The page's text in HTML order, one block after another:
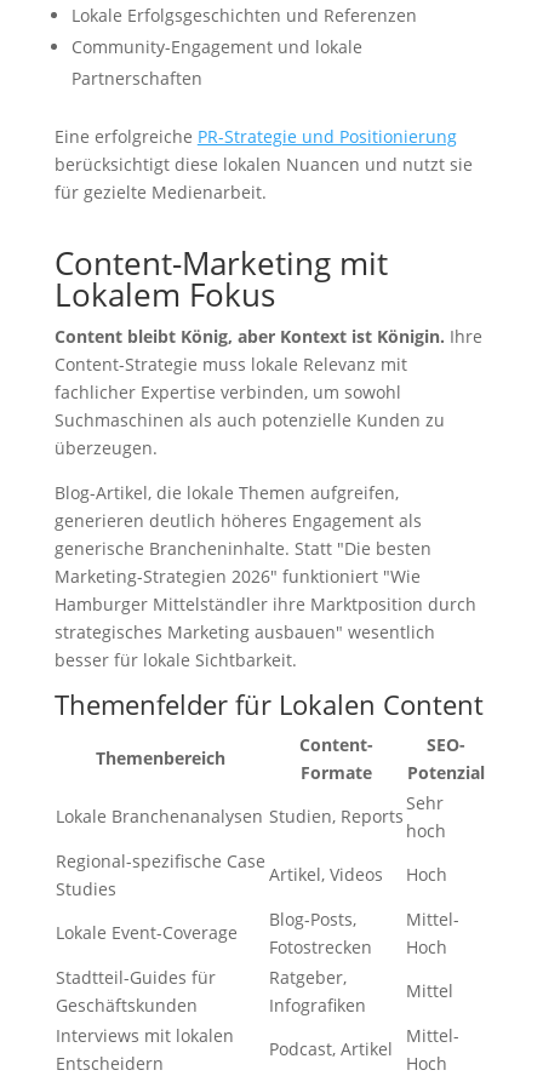
Lokale Erfolgsgeschichten und Referenzen
Community-Engagement und lokale
Partnerschaften
Eine erfolgreiche PR-Strategie und Positionierung
berücksichtigt diese lokalen Nuancen und nutzt sie
für gezielte Medienarbeit.
Content-Marketing mit
Lokalem Fokus
Content bleibt König, aber Kontext ist Königin. Ihre
Content-Strategie muss lokale Relevanz mit
fachlicher Expertise verbinden, um sowohl
Suchmaschinen als auch potenzielle Kunden zu
überzeugen.
Blog-Artikel, die lokale Themen aufgreifen,
generieren deutlich höheres Engagement als
generische Brancheninhalte. Statt "Die besten
Marketing-Strategien 2026" funktioniert "Wie
Hamburger Mittelständler ihre Marktposition durch
strategisches Marketing ausbauen" wesentlich
besser für lokale Sichtbarkeit.
Themenfelder für Lokalen Content
Themenbereich
Content-
Formate
SEO-
Potenzial
Lokale Branchenanalysen Studien, Reports
Sehr
hoch
Regional-spezifische Case
Studies
Artikel, Videos Hoch
Lokale Event-Coverage
Blog-Posts,
Fotostrecken
Mittel-
Hoch
Stadtteil-Guides für
Geschäftskunden
Ratgeber,
Infografiken
Mittel
Interviews mit lokalen
Entscheidern
Podcast, Artikel
Mittel-
Hoch